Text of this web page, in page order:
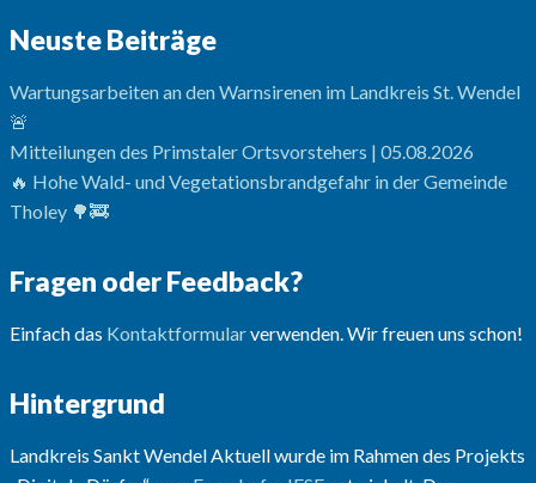
Neuste Beiträge
Wartungsarbeiten an den Warnsirenen im Landkreis St. Wendel
🚨
Mitteilungen des Primstaler Ortsvorstehers | 05.08.2026
🔥 Hohe Wald- und Vegetationsbrandgefahr in der Gemeinde
Tholey 🌳🚒
Fragen oder Feedback?
Einfach das Kontaktformularverwenden. Wir freuen uns schon!
Hintergrund
Landkreis Sankt Wendel Aktuell wurde im Rahmen des Projekts